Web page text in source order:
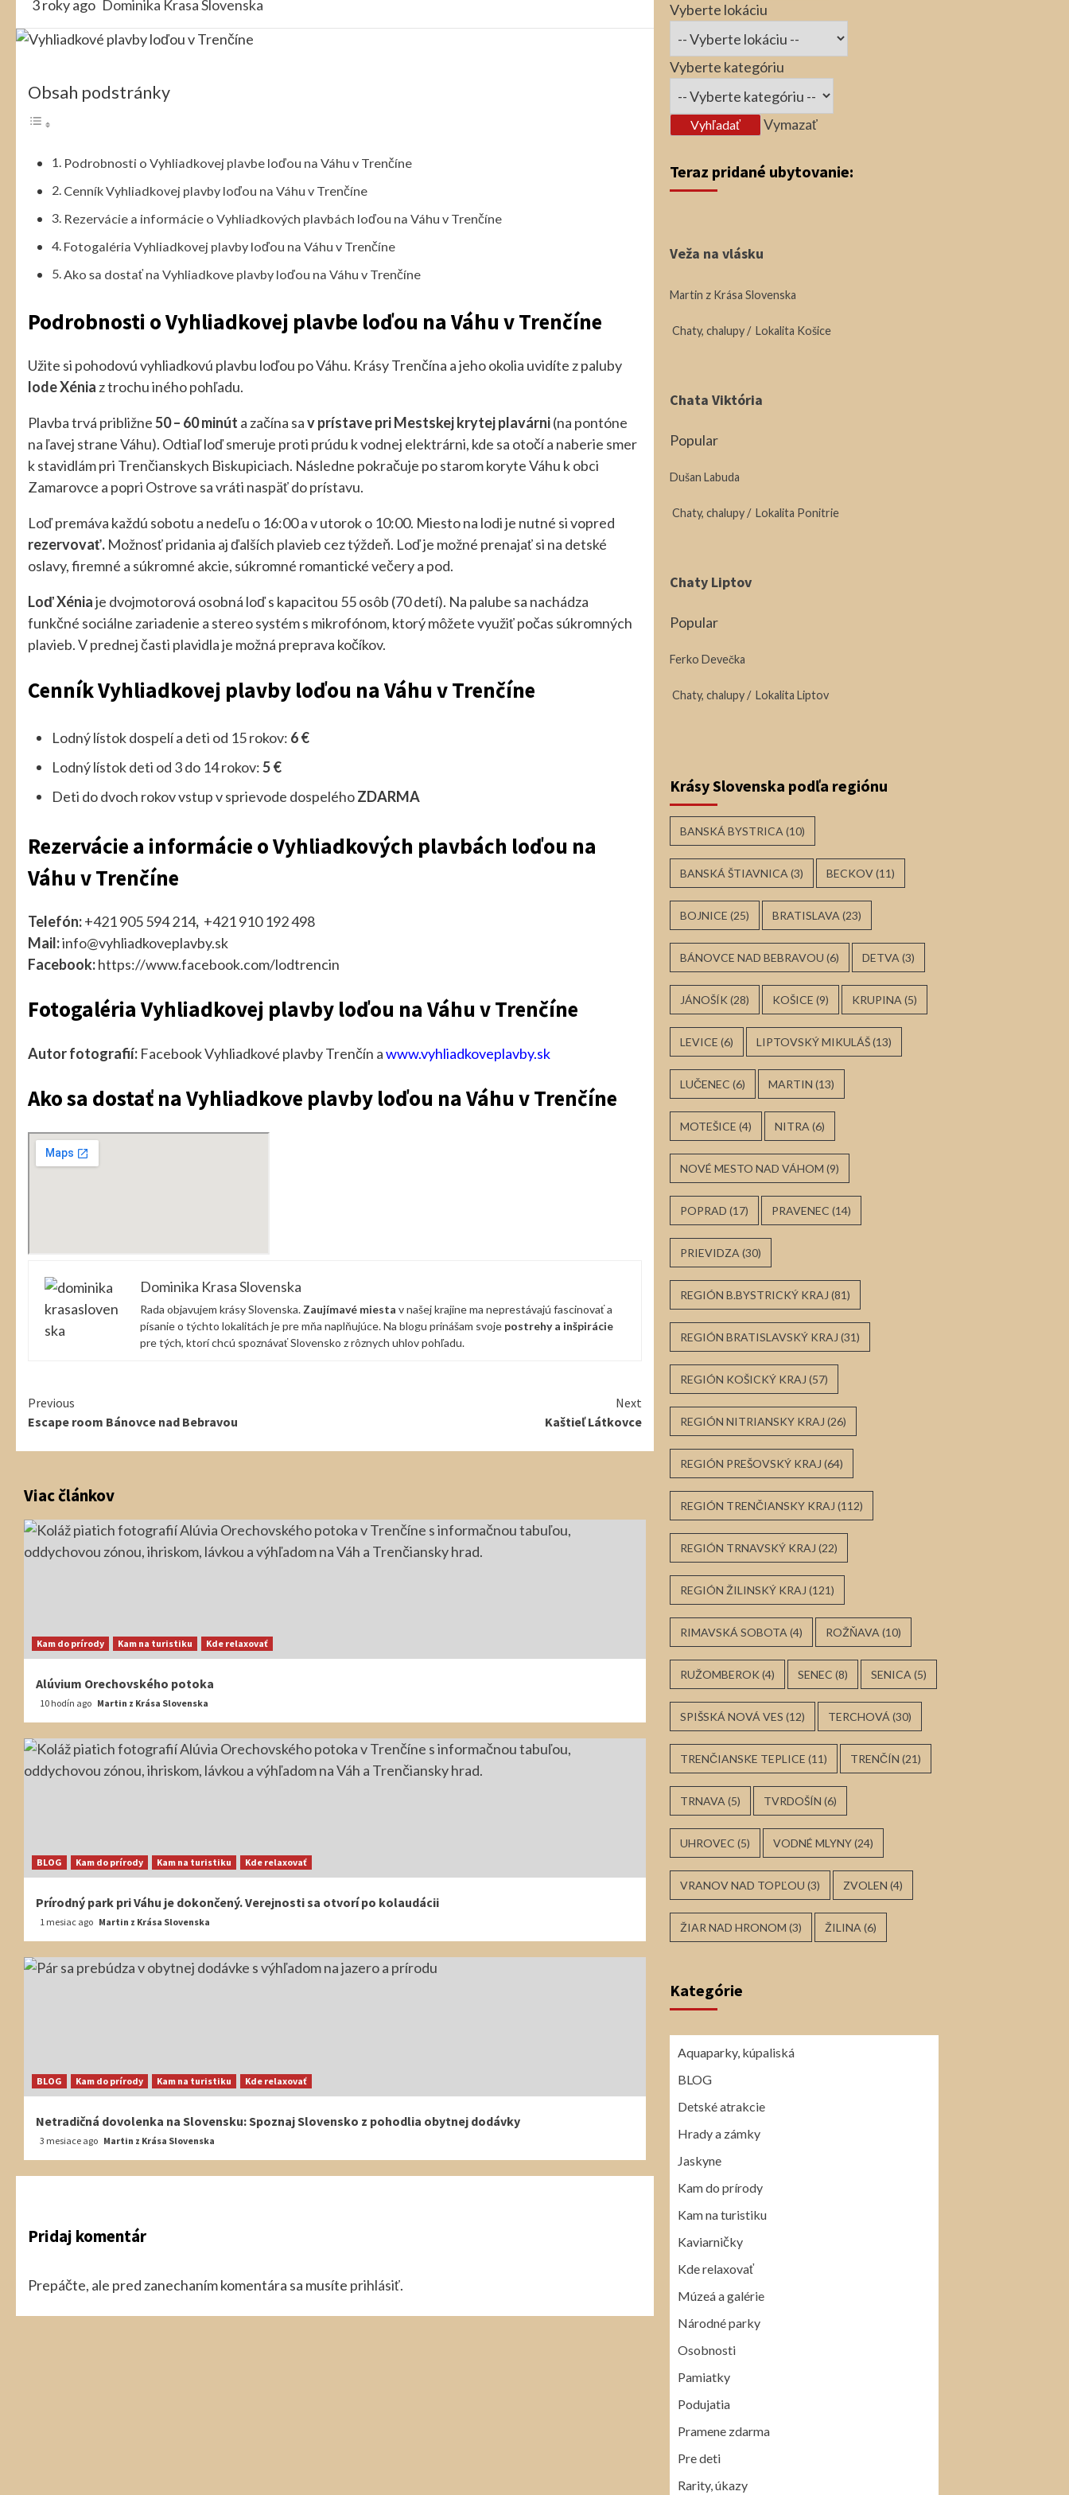
3 roky ago Dominika Krasa Slovenska
Obsah podstránky
Podrobnosti o Vyhliadkovej plavbe loďou na Váhu v Trenčíne
Cenník Vyhliadkovej plavby loďou na Váhu v Trenčíne
Rezervácie a informácie o Vyhliadkových plavbách loďou na Váhu v Trenčíne
Fotogaléria Vyhliadkovej plavby loďou na Váhu v Trenčíne
Ako sa dostať na Vyhliadkove plavby loďou na Váhu v Trenčíne
Podrobnosti o Vyhliadkovej plavbe loďou na Váhu v Trenčíne
Užite si pohodovú vyhliadkovú plavbu loďou po Váhu. Krásy Trenčína a jeho okolia uvidíte z paluby
lode Xéniaz trochu iného pohľadu.
Plavba trvá približne50 – 60 minút a začína sav prístave pri Mestskej krytej plavárni(na pontóne
na ľavej strane Váhu). Odtiaľ loď smeruje proti prúdu k vodnej elektrárni, kde sa otočí a naberie smer
k stavidlám pri Trenčianskych Biskupiciach. Následne pokračuje po starom koryte Váhu k obci
Zamarovce a popri Ostrove sa vráti naspäť do prístavu.
Loď premáva každú sobotu a nedeľu o 16:00 a v utorok o 10:00. Miesto na lodi je nutné si vopred
rezervovať. Možnosť pridania aj ďalších plavieb cez týždeň. Loď je možné prenajať si na detské
oslavy, firemné a súkromné akcie, súkromné romantické večery a pod.
Loď Xéniaje dvojmotorová osobná loď s kapacitou 55 osôb (70 detí). Na palube sa nachádza
funkčné sociálne zariadenie a stereo systém s mikrofónom, ktorý môžete využiť počas súkromných
plavieb. V prednej časti plavidla je možná preprava kočíkov.
Cenník Vyhliadkovej plavby loďou na Váhu v Trenčíne
Lodný lístok dospelí a deti od 15 rokov: 6 €
Lodný lístok deti od 3 do 14 rokov:5 €
Deti do dvoch rokov vstup v sprievode dospeléhoZDARMA
Rezervácie a informácie o Vyhliadkových plavbách loďou na
Váhu v Trenčíne
Telefón:+421 905 594 214, +421 910 192 498
Mail:info@vyhliadkoveplavby.sk
Facebook:https://www.facebook.com/lodtrencin
Fotogaléria Vyhliadkovej plavby loďou na Váhu v Trenčíne
Autor fotografií: FacebookVyhliadkové plavby Trenčín awww.vyhliadkoveplavby.sk
Ako sa dostať na Vyhliadkove plavby loďou na Váhu v Trenčíne
Dominika Krasa Slovenska
Rada objavujem krásy Slovenska. Zaujímavé miesta v našej krajine ma neprestávajú fascinovať a
písanie o týchto lokalitách je pre mňa naplňujúce. Na blogu prinášam svoje postrehy a inšpirácie
pre tých, ktorí chcú spoznávať Slovensko z rôznych uhlov pohľadu.
Continue
Previous
Escape room Bánovce nad Bebravou
Next
Kaštieľ Látkovce
Viac článkov
Kam do prírody Kam na turistiku Kde relaxovať
Alúvium Orechovského potoka
10 hodín ago Martin z Krása Slovenska
BLOG Kam do prírody Kam na turistiku Kde relaxovať
Prírodný park pri Váhu je dokončený. Verejnosti sa otvorí po kolaudácii
1 mesiac ago Martin z Krása Slovenska
BLOG Kam do prírody Kam na turistiku Kde relaxovať
Netradičná dovolenka na Slovensku: Spoznaj Slovensko z pohodlia obytnej dodávky
3 mesiace ago Martin z Krása Slovenska
Pridaj komentár
Prepáčte, ale pred zanechaním komentára sa musíte prihlásiť.
Vyberte lokáciu
Vyberte kategóriu
Vyhľadať Vymazať
Teraz pridané ubytovanie:
Veža na vlásku
Martin z Krása Slovenska
Chaty, chalupy/ Lokalita Košice
Chata Viktória
Popular
Dušan Labuda
Chaty, chalupy/ Lokalita Ponitrie
Chaty Liptov
Popular
Ferko Devečka
Chaty, chalupy/ Lokalita Liptov
Krásy Slovenska podľa regiónu
BANSKÁ BYSTRICA (10)
BANSKÁ ŠTIAVNICA (3) BECKOV(11)
BOJNICE (25) BRATISLAVA (23)
BÁNOVCE NAD BEBRAVOU (6) DETVA (3)
JÁNOŠÍK (28) KOŠICE (9) KRUPINA (5)
LEVICE (6) LIPTOVSKÝ MIKULÁŠ(13)
LUČENEC (6) MARTIN (13)
MOTEŠICE (4) NITRA (6)
NOVÉ MESTO NAD VÁHOM (9)
POPRAD (17) PRAVENEC (14)
PRIEVIDZA (30)
REGIÓN B.BYSTRICKÝ KRAJ (81)
REGIÓN BRATISLAVSKÝ KRAJ (31)
REGIÓN KOŠICKÝ KRAJ (57)
REGIÓN NITRIANSKY KRAJ (26)
REGIÓN PREŠOVSKÝ KRAJ (64)
REGIÓN TRENČIANSKY KRAJ (112)
REGIÓN TRNAVSKÝ KRAJ (22)
REGIÓN ŽILINSKÝ KRAJ (121)
RIMAVSKÁ SOBOTA (4) ROŽŇAVA (10)
RUŽOMBEROK (4) SENEC (8) SENICA (5)
SPIŠSKÁ NOVÁ VES (12) TERCHOVÁ (30)
TRENČIANSKE TEPLICE (11) TRENČÍN (21)
TRNAVA (5) TVRDOŠÍN (6)
UHROVEC (5) VODNÉ MLYNY(24)
VRANOV NAD TOPĽOU (3) ZVOLEN (4)
ŽIAR NAD HRONOM (3) ŽILINA (6)
Kategórie
Aquaparky, kúpaliská
BLOG
Detské atrakcie
Hrady a zámky
Jaskyne
Kam do prírody
Kam na turistiku
Kaviarničky
Kde relaxovať
Múzeá a galérie
Národné parky
Osobnosti
Pamiatky
Podujatia
Pramene zdarma
Pre deti
Rarity, úkazy